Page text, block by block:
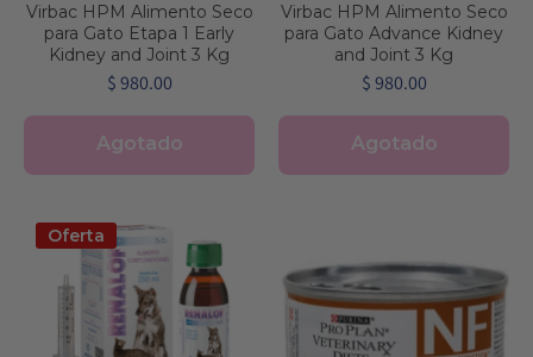
Virbac HPM Alimento Seco
para Gato Etapa 1 Early
Kidney and Joint 3 Kg
$ 980.00
Agotado
Virbac HPM Alimento Seco
para Gato Advance Kidney
and Joint 3 Kg
$ 980.00
Agotado
Oferta